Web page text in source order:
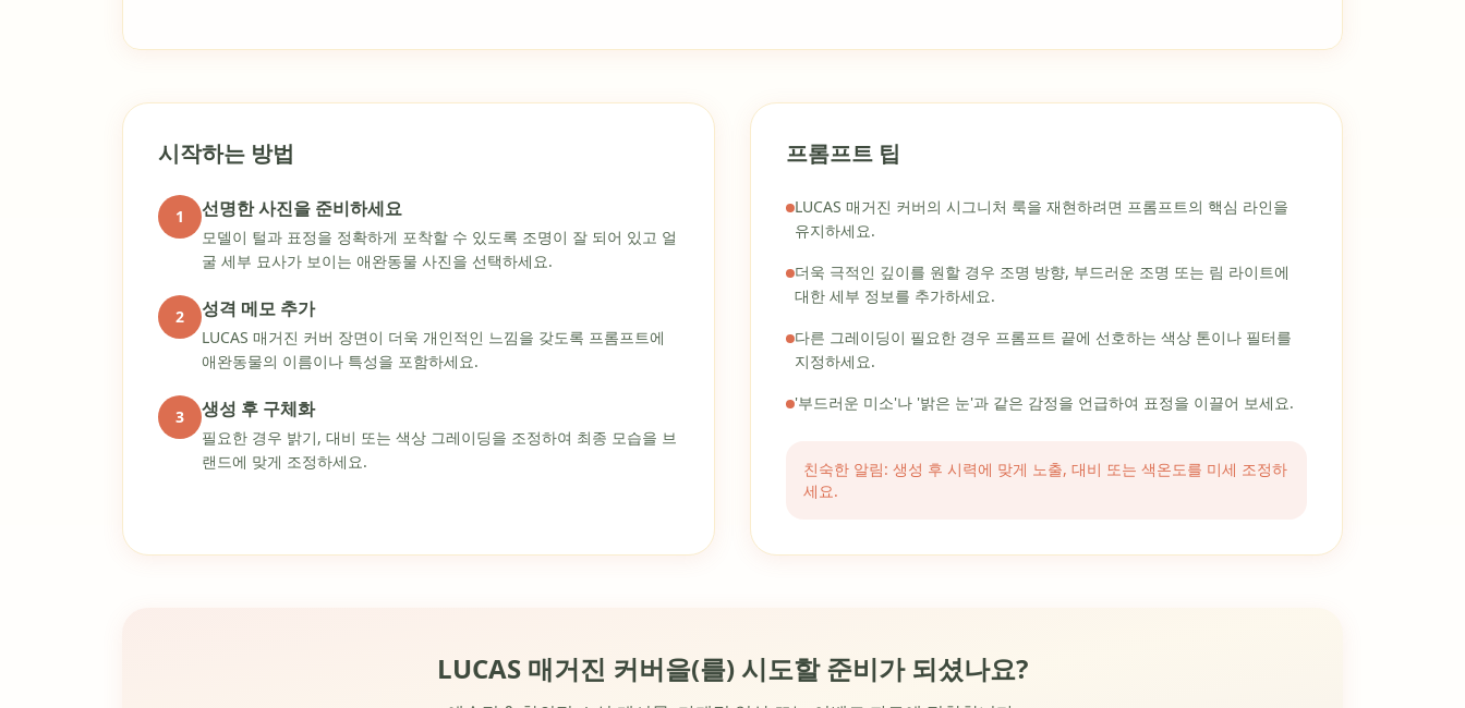
시작하는 방법
1 선명한 사진을 준비하세요
모델이 털과 표정을 정확하게 포착할 수 있도록 조명이 잘 되어 있고 얼
굴 세부 묘사가 보이는 애완동물 사진을 선택하세요.
2 성격 메모 추가
LUCAS 매거진 커버 장면이 더욱 개인적인 느낌을 갖도록 프롬프트에
애완동물의 이름이나 특성을 포함하세요.
3 생성 후 구체화
필요한 경우 밝기, 대비 또는 색상 그레이딩을 조정하여 최종 모습을 브
랜드에 맞게 조정하세요.
프롬프트 팁
LUCAS 매거진 커버의 시그니처 룩을 재현하려면 프롬프트의 핵심 라인을
유지하세요.
더욱 극적인 깊이를 원할 경우 조명 방향, 부드러운 조명 또는 림 라이트에
대한 세부 정보를 추가하세요.
다른 그레이딩이 필요한 경우 프롬프트 끝에 선호하는 색상 톤이나 필터를
지정하세요.
'부드러운 미소'나 '밝은 눈'과 같은 감정을 언급하여 표정을 이끌어 보세요.
친숙한 알림: 생성 후 시력에 맞게 노출, 대비 또는 색온도를 미세 조정하
세요.
LUCAS 매거진 커버을(를) 시도할 준비가 되셨나요?